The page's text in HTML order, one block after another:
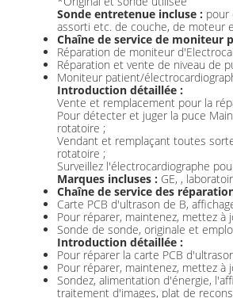
Sonde entretenue incluse : pour
assorti etc. de couche, de moteur
Chaîne de service de moniteur
Réparation de moniteur
Réparation et vente de niveau de
Moniteur patient/
Introduction détaillée :
Vente et remplacement pour la
Pour détecter et juger la puce
rotatoire ;
Vendant et remplaçant toutes
rotatoire ;
Surveillez l'électrocardiographe
Marques incluses : GE, ,
Chaîne de service des
Carte PCB d'ultrason de B,
Pour réparer, maintenez, mettez
Sonde de sonde, originale et
Introduction détaillée :
Pour réparer la carte PCB
Pour réparer, maintenez, mettez
Sondez, alimentation d'énergie,
traitement d'images, plat de